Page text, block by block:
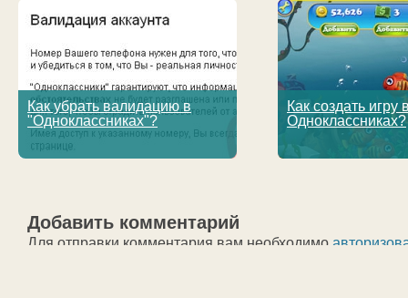
Как убрать валидацию в
"Одноклассниках"?
Как создать игру
Одноклассниках?
Добавить комментарий
Для отправки комментария вам необходимо